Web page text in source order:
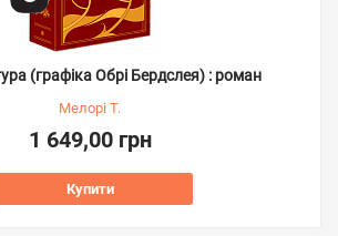
(графіка Обрі Бердслея) : роман
Мелорі Т.
1 649,00 грн
Купити